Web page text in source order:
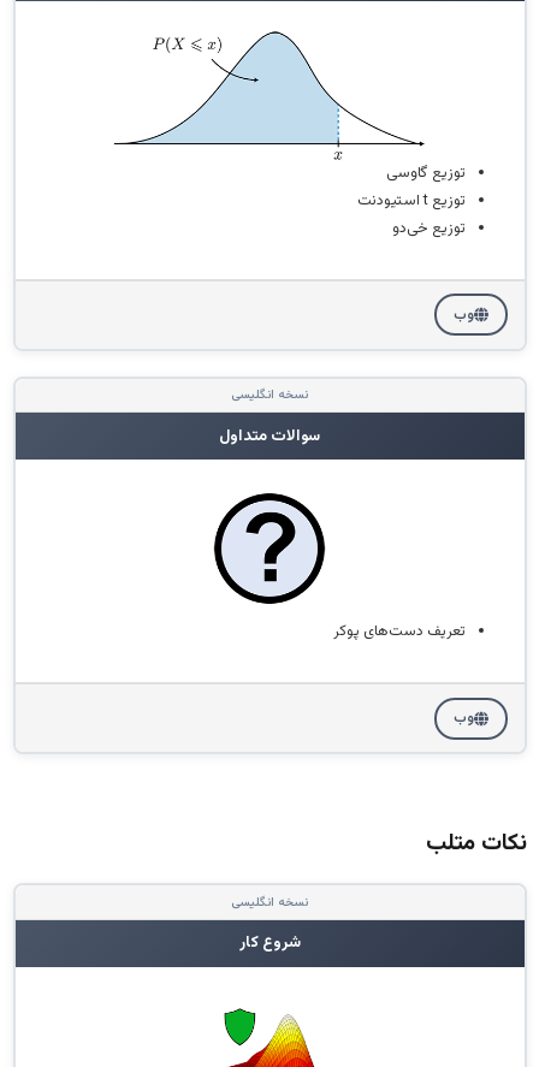
توزیع گاوسی
توزیع t استیودنت
توزیع خی‌دو
وب
نسخه انگلیسی
سوالات متداول
تعریف دست‌های پوکر
وب
نکات متلب
نسخه انگلیسی
شروع کار